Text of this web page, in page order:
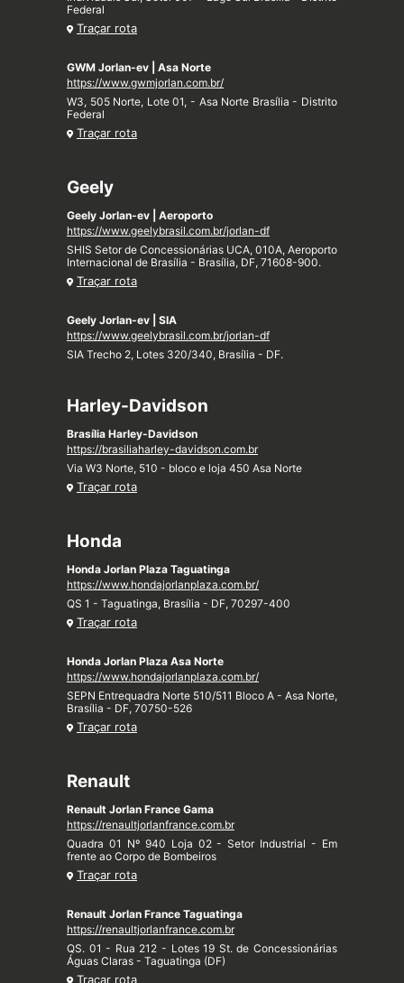
Federal
Traçar rota
GWM Jorlan-ev | Asa Norte
https://www.gwmjorlan.com.br/
W3, 505 Norte, Lote 01, - Asa Norte Brasília - Distrito
Federal
Traçar rota
Geely
Geely Jorlan-ev | Aeroporto
https://www.geelybrasil.com.br/jorlan-df
SHIS Setor de Concessionárias UCA, 010A, Aeroporto
Internacional de Brasília - Brasília, DF, 71608-900.
Traçar rota
Geely Jorlan-ev | SIA
https://www.geelybrasil.com.br/jorlan-df
SIA Trecho 2, Lotes 320/340, Brasília - DF.
Harley-Davidson
Brasília Harley-Davidson
https://brasiliaharley-davidson.com.br
Via W3 Norte, 510 - bloco e loja 450 Asa Norte
Traçar rota
Honda
Honda Jorlan Plaza Taguatinga
https://www.hondajorlanplaza.com.br/
QS 1 - Taguatinga, Brasília - DF, 70297-400
Traçar rota
Honda Jorlan Plaza Asa Norte
https://www.hondajorlanplaza.com.br/
SEPN Entrequadra Norte 510/511 Bloco A - Asa Norte,
Brasília - DF, 70750-526
Traçar rota
Renault
Renault Jorlan France Gama
https://renaultjorlanfrance.com.br
Quadra 01 Nº 940 Loja 02 - Setor Industrial - Em
frente ao Corpo de Bombeiros
Traçar rota
Renault Jorlan France Taguatinga
https://renaultjorlanfrance.com.br
QS. 01 - Rua 212 - Lotes 19 St. de Concessionárias
Águas Claras - Taguatinga (DF)
Traçar rota